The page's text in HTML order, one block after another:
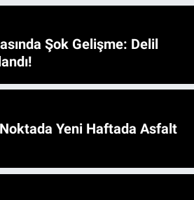
Şok Gelişme: Delil